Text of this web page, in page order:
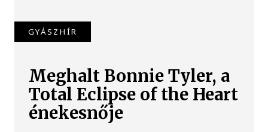
GYÁSZHÍR
Meghalt Bonnie Tyler, a
Total Eclipse of the Heart
énekesnője